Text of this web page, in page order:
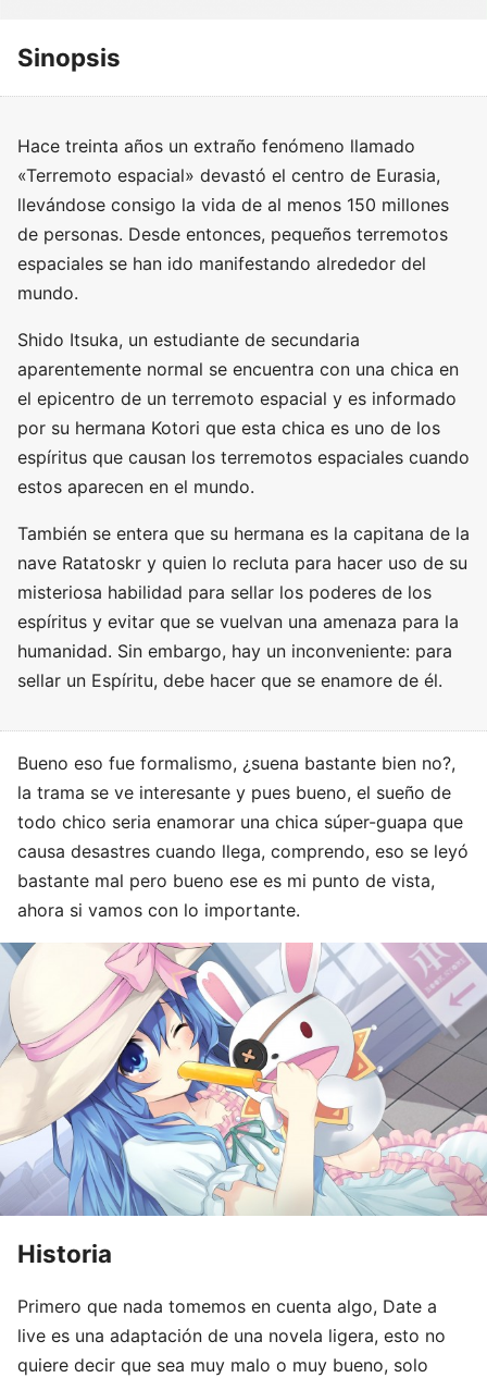
Sinopsis
Hace treinta años un extraño fenómeno llamado
«Terremoto espacial» devastó el centro de Eurasia,
llevándose consigo la vida de al menos 150 millones
de personas. Desde entonces, pequeños terremotos
espaciales se han ido manifestando alrededor del
mundo.
Shido Itsuka, un estudiante de secundaria
aparentemente normal se encuentra con una chica en
el epicentro de un terremoto espacial y es informado
por su hermana Kotori que esta chica es uno de los
espíritus que causan los terremotos espaciales cuando
estos aparecen en el mundo.
También se entera que su hermana es la capitana de la
nave Ratatoskr y quien lo recluta para hacer uso de su
misteriosa habilidad para sellar los poderes de los
espíritus y evitar que se vuelvan una amenaza para la
humanidad. Sin embargo, hay un inconveniente: para
sellar un Espíritu, debe hacer que se enamore de él.
Bueno eso fue formalismo, ¿suena bastante bien no?,
la trama se ve interesante y pues bueno, el sueño de
todo chico seria enamorar una chica súper-guapa que
causa desastres cuando llega, comprendo, eso se leyó
bastante mal pero bueno ese es mi punto de vista,
ahora si vamos con lo importante.
Historia
Primero que nada tomemos en cuenta algo, Date a
live es una adaptación de una novela ligera, esto no
quiere decir que sea muy malo o muy bueno, solo